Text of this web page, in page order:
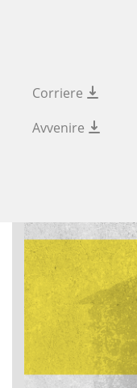
Corriere
Avvenire